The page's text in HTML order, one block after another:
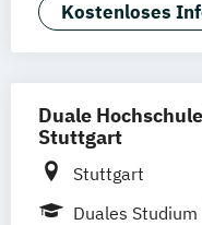
Dualer MBA
Prävention
Kostenloses
Duale
Stuttgart
Stuttgart
Duales Studium